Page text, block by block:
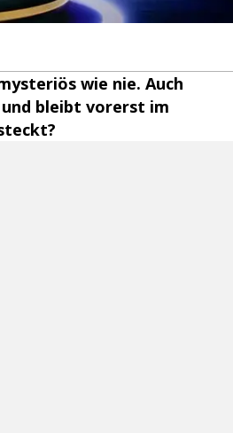
wie nie. Auch
bleibt vorerst im